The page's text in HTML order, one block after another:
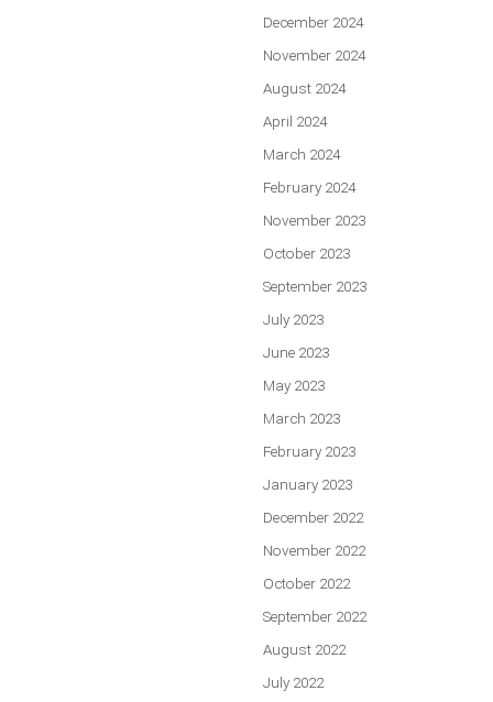
December 2024
November 2024
August 2024
April 2024
March 2024
February 2024
November 2023
October 2023
September 2023
July 2023
June 2023
May 2023
March 2023
February 2023
January 2023
December 2022
November 2022
October 2022
September 2022
August 2022
July 2022